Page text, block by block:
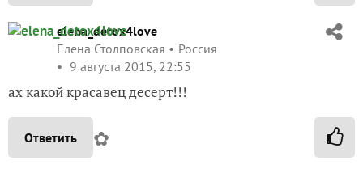
elena_detox4love
Елена Столповская
Россия
9 августа 2015, 22:55
ах какой красавец десерт!!!
Ответить ✿